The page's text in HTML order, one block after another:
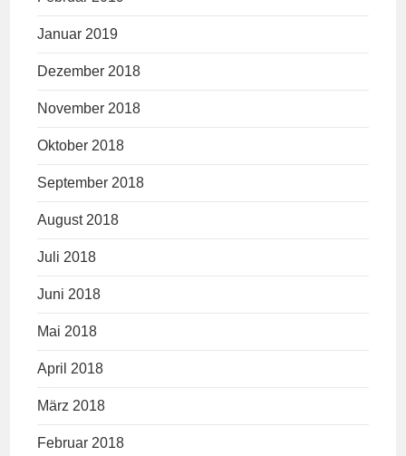
Januar 2019
Dezember 2018
November 2018
Oktober 2018
September 2018
August 2018
Juli 2018
Juni 2018
Mai 2018
April 2018
März 2018
Februar 2018